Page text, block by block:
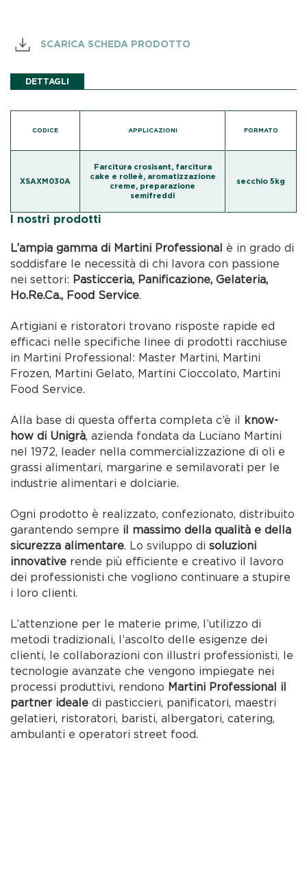
SCARICA SCHEDA PRODOTTO
DETTAGLI
CODICE APPLICAZIONI
XSAXM030A
Farcitura crosisant, farcitura
cake e rolleè, aromatizzazione
creme, preparazione
semifreddi
FORMATO
secchio 5kg
I nostri prodotti
L’ampia gamma di Martini Professional è in grado di
soddisfare le necessità di chi lavora con passione
nei settori: Pasticceria, Panificazione, Gelateria,
Ho.Re.Ca., Food Service.
Artigiani e ristoratori trovano risposte rapide ed
efficaci nelle specifiche linee di prodotti racchiuse
in Martini Professional: Master Martini, Martini
Frozen, Martini Gelato, Martini Cioccolato, Martini
Food Service.
Alla base di questa offerta completa c’è il know-
how di Unigrà, azienda fondata da Luciano Martini
nel 1972, leader nella commercializzazione di oli e
grassi alimentari, margarine e semilavorati per le
industrie alimentari e dolciarie.
Ogni prodotto è realizzato, confezionato, distribuito
garantendo sempre il massimo della qualità e della
sicurezza alimentare. Lo sviluppo disoluzioni
innovative rende più efficiente e creativo il lavoro
dei professionisti che vogliono continuare a stupire
i loro clienti.
L’attenzione per le materie prime, l’utilizzo di
metodi tradizionali, l’ascolto delle esigenze dei
clienti, le collaborazioni con illustri professionisti, le
tecnologie avanzate che vengono impiegate nei
processi produttivi, rendono Martini Professional il
partner ideale di pasticcieri, panificatori, maestri
gelatieri, ristoratori, baristi, albergatori, catering,
ambulanti e operatori street food.